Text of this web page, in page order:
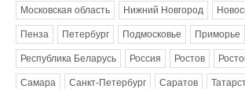
Московская область Нижний Новгород
Пенза Петербург Подмосковье Приморье
Республика Беларусь Россия Ростов
Самара Санкт-Петербург Саратов